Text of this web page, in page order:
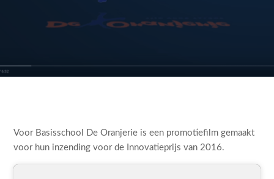
Voor Basisschool De Oranjerie is een promotiefilm gemaakt
voor hun inzending voor de Innovatieprijs van 2016.